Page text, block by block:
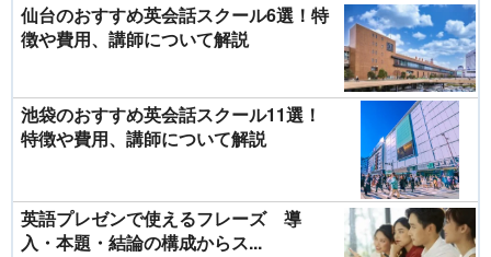
仙台のおすすめ英会話スクール6選！特
徴や費用、講師について解説
池袋のおすすめ英会話スクール11選！
特徴や費用、講師について解説
英語プレゼンで使えるフレーズ 導
入・本題・結論の構成からス...